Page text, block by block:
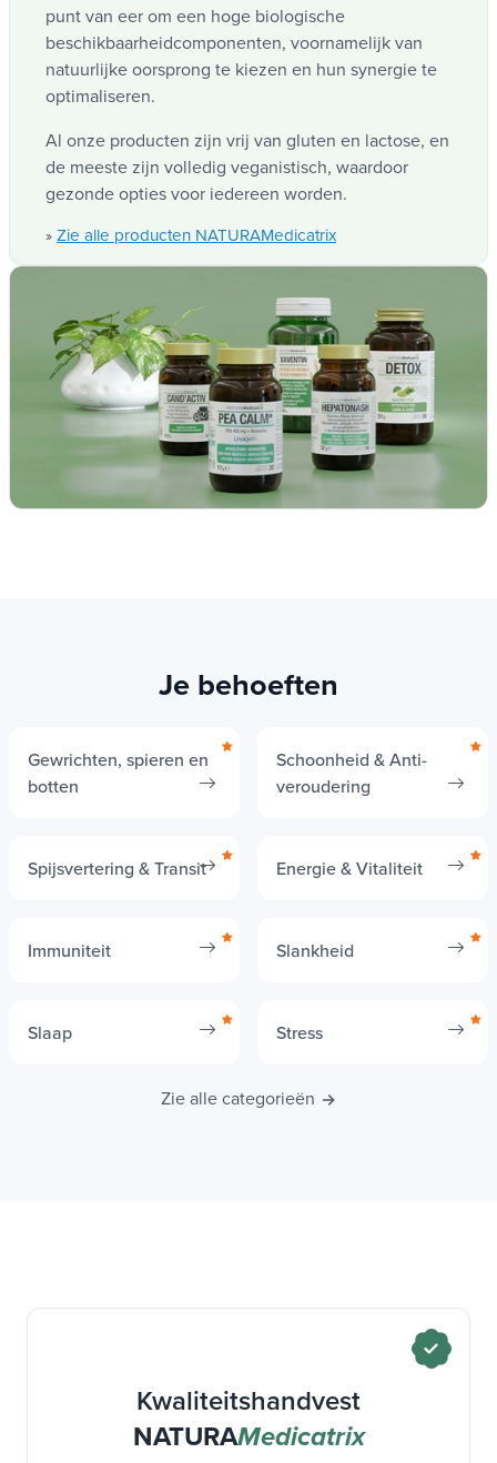
potentieel!
Olivie plus 30x bio
Een uitzonderlijke organische olijfolie, 30x rijkste
polyfenolen hydroxytyrosol.
Deze helpen je cellen te beschermen tegen
De waarde van ORAC is 40.000 μmolte / g.
Ons anti-aging pakket wordt aanbevolen uit
quarantaine en al diegenen die dagelijks de
leiding geven over hun welzijn ...
Vitaminen B1, B2 en B3 Ingroeien in een normaal
energiemetabolisme1.
worden...
»zie alle producten pyrroloquinoline quinone
(pqq)
punt van eer om een hoge biologische
beschikbaarheidcomponenten, voornamelijk van
natuurlijke oorsprong te kiezen en hun synergie te
optimaliseren.
Al onze producten zijn vrij van gluten en lactose, en
de meeste zijn volledig veganistisch, waardoor
gezonde opties voor iedereen worden.
» Zie alle producten NATURAMedicatrix
Je behoeften
Gewrichten, spieren en
botten
Schoonheid & Anti-
veroudering
Spijsvertering & Transit Energie & Vitaliteit
Immuniteit Slankheid
Slaap Stress
Zie alle categorieën
Kwaliteitshandvest
NATURAMedicatrix